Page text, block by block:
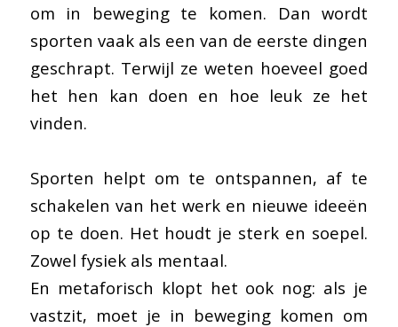
om in beweging te komen. Dan wordt
sporten vaak als een van de eerste dingen
geschrapt. Terwijl ze weten hoeveel goed
het hen kan doen en hoe leuk ze het
vinden.
Sporten helpt om te ontspannen, af te
schakelen van het werk en nieuwe ideeën
op te doen. Het houdt je sterk en soepel.
Zowel fysiek als mentaal.
En metaforisch klopt het ook nog: als je
vastzit, moet je in beweging komen om